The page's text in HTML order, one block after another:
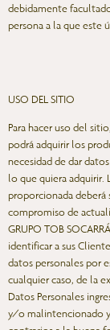
debidamente
persona a la que
USO DEL SITIO
Para hacer uso del
podrá adquirir los
necesidad de dar
lo que quiera adquirir.
proporcionada deberá
compromiso de
GRUPO TOB
identificar a sus
datos personales por
cualquier caso, de la
Datos Personales
y/o malintencionado